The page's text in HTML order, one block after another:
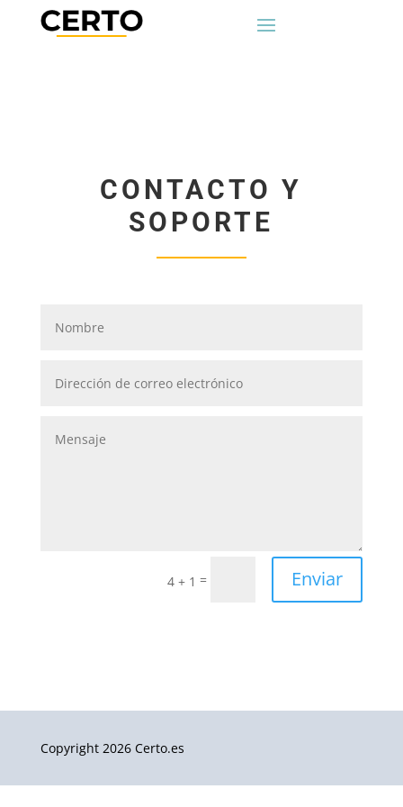
CONTACTO Y
SOPORTE
4 + 1 = Enviar
Copyright 2026 Certo.es